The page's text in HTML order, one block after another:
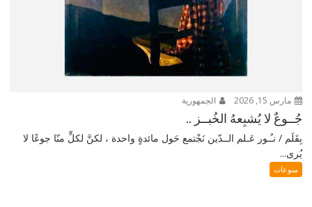
مارس 15, 2026 الجمهورية
جُــوعٌ لا يُشبِعهُ الخُبــز ..
بِقَلَم / نـُـور عَـلم الــدّين نَجْتمع حَول مائدةٍ واحدة ، لكنَّ لكلٍّ منّا جوعًا لا
يُرى...
منوعات